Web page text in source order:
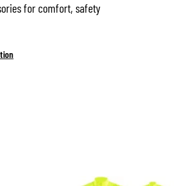
for comfort, safety